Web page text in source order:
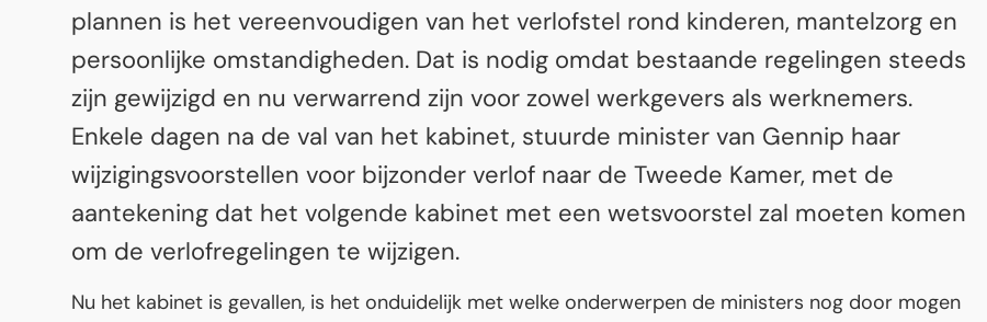
plannen is het vereenvoudigen van het verlofstel rond kinderen, mantelzorg en
persoonlijke omstandigheden. Dat is nodig omdat bestaande regelingen steeds
zijn gewijzigd en nu verwarrend zijn voor zowel werkgevers als werknemers.
Enkele dagen na de val van het kabinet, stuurde minister van Gennip haar
wijzigingsvoorstellen voor bijzonder verlof naar de Tweede Kamer, met de
aantekening dat het volgende kabinet met een wetsvoorstel zal moeten komen
om de verlofregelingen te wijzigen.
Nu het kabinet is gevallen, is het onduidelijk met welke onderwerpen de ministers nog door mogen